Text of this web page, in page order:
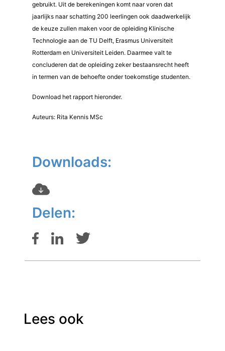
gebruikt. Uit de berekeningen komt naar voren dat
jaarlijks naar schatting 200 leerlingen ook daadwerkelijk
de keuze zullen maken voor de opleiding Klinische
Technologie aan de TU Delft, Erasmus Universiteit
Rotterdam en Universiteit Leiden. Daarmee valt te
concluderen dat de opleiding zeker bestaansrecht heeft
in termen van de behoefte onder toekomstige studenten.
Download het rapport hieronder.
Auteurs: Rita Kennis MSc
Downloads:
Delen:
Lees ook